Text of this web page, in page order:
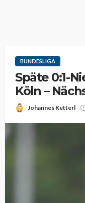
BUNDESLIGA
Späte 0:1-
Köln –
Johannes Ketterl